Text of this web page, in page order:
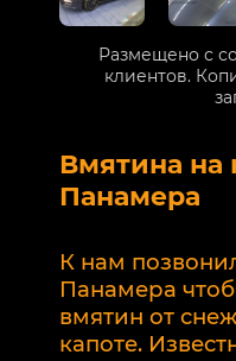
Вмятина на
Панамера
К нам
Панамера
вмятин от
капоте.
Размещено с
клиентов.